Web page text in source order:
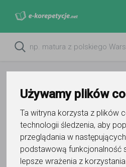
Używamy plików
Ta witryna korzysta z plików
technologii śledzenia, aby
przeglądania w
podstawową funkcjonalność
lepsze wrażenia z